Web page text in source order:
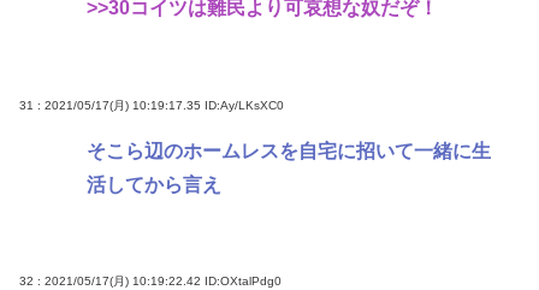
>>30コイツは難民より可哀想な奴だぞ！
31 : 2021/05/17(月) 10:19:17.35 ID:Ay/LKsXC0
そこら辺のホームレスを自宅に招いて一緒に生
活してから言え
32 : 2021/05/17(月) 10:19:22.42 ID:OXtalPdg0